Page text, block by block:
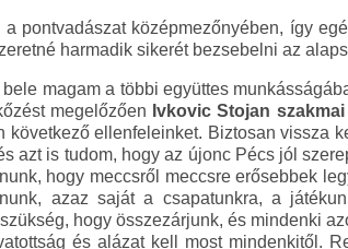
pontvadászat középmezőnyében, így
harmadik sikerét bezsebelni az
magam a többi együttes
megelőzően Ivkovic Stojan
következő ellenfeleinket. Biztosan vissza
azt is tudom, hogy az újonc Pécs jól
hogy meccsről meccsre erősebbek
azaz saját a csapatunkra, a
hogy összezárjunk, és mindenki
és alázat kell most mindenkitől.